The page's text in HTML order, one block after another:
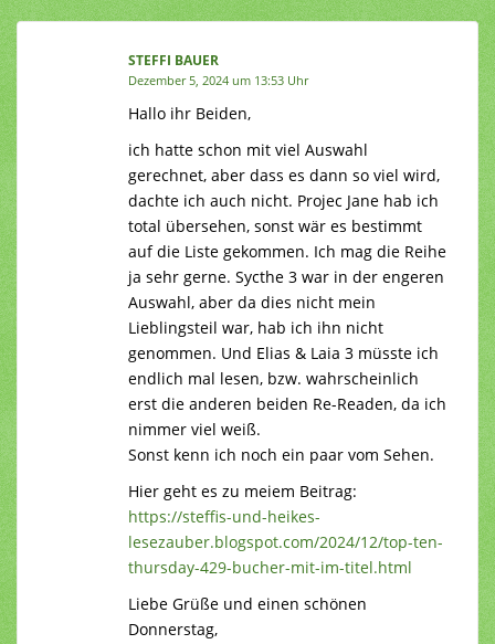
STEFFI BAUER
Dezember 5, 2024 um 13:53 Uhr
Hallo ihr Beiden,
ich hatte schon mit viel Auswahl
gerechnet, aber dass es dann so viel wird,
dachte ich auch nicht. Projec Jane hab ich
total übersehen, sonst wär es bestimmt
auf die Liste gekommen. Ich mag die Reihe
ja sehr gerne. Sycthe 3 war in der engeren
Auswahl, aber da dies nicht mein
Lieblingsteil war, hab ich ihn nicht
genommen. Und Elias & Laia 3 müsste ich
endlich mal lesen, bzw. wahrscheinlich
erst die anderen beiden Re-Readen, da ich
nimmer viel weiß.
Sonst kenn ich noch ein paar vom Sehen.
Hier geht es zu meiem Beitrag:
https://steffis-und-heikes-
lesezauber.blogspot.com/2024/12/top-ten-
thursday-429-bucher-mit-im-titel.html
Liebe Grüße und einen schönen
Donnerstag,